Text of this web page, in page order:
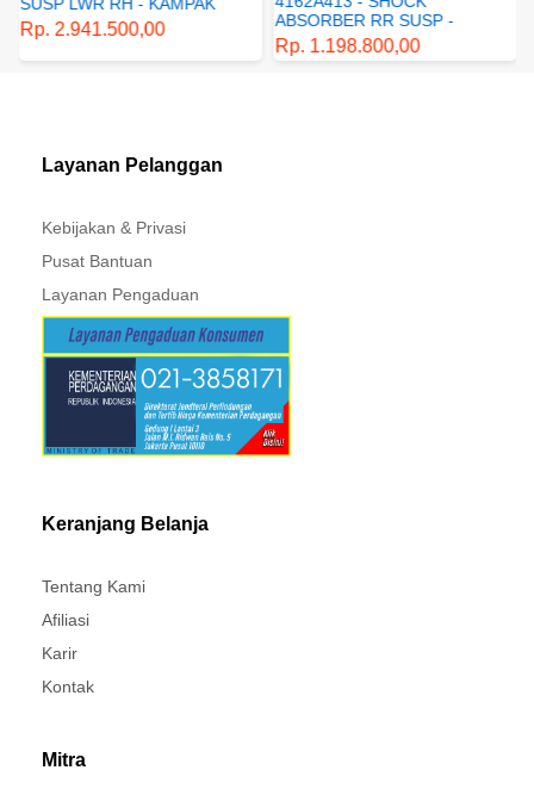
DEPAN BAWAH KANAN -
GENUINE SPAREPART -
MITSUBISHI - XPANDER
Rp. 2.941.500,00
ABSORBER RR SUSP -
SUSPENSI BELAKANG -
SHOCKBREAKER BELAKANG
Rp. 1.198.800,00
Layanan Pelanggan
Kebijakan & Privasi
Pusat Bantuan
Layanan Pengaduan
Keranjang Belanja
Tentang Kami
Afiliasi
Karir
Kontak
Mitra